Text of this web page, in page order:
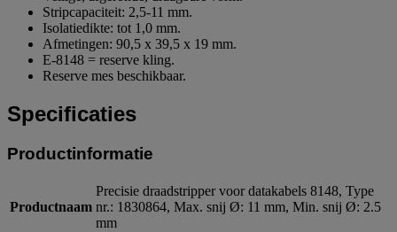
Stripcapaciteit: 2,5-11 mm.
Isolatiedikte: tot 1,0 mm.
Afmetingen: 90,5 x 39,5 x 19 mm.
E-8148 = reserve kling.
Reserve mes beschikbaar.
Specificaties
Productinformatie
Productnaam
Precisie draadstripper voor datakabels 8148, Type
nr.: 1830864, Max. snij Ø: 11 mm, Min. snij Ø: 2.5
mm